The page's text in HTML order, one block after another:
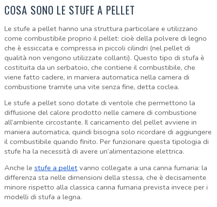
COSA SONO LE STUFE A PELLET
Le stufe a pellet hanno una struttura particolare e utilizzano
come combustibile proprio il pellet: cioè della polvere di legno
che è essiccata e compressa in piccoli cilindri (nel pellet di
qualità non vengono utilizzate collanti). Questo tipo di stufa è
costituita da un serbatoio, che contiene il combustibile, che
viene fatto cadere, in maniera automatica nella camera di
combustione tramite una vite senza fine, detta coclea.
Le stufe a pellet sono dotate di ventole che permettono la
diffusione del calore prodotto nelle camere di combustione
all’ambiente circostante. Il caricamento del pellet avviene in
maniera automatica, quindi bisogna solo ricordare di aggiungere
il combustibile quando finito. Per funzionare questa tipologia di
stufe ha la necessità di avere un’alimentazione elettrica.
Anche le stufe a pelletvanno collegate a una canna fumaria: la
differenza sta nelle dimensioni della stessa, che è decisamente
minore rispetto alla classica canna fumaria prevista invece per i
modelli di stufa a legna.